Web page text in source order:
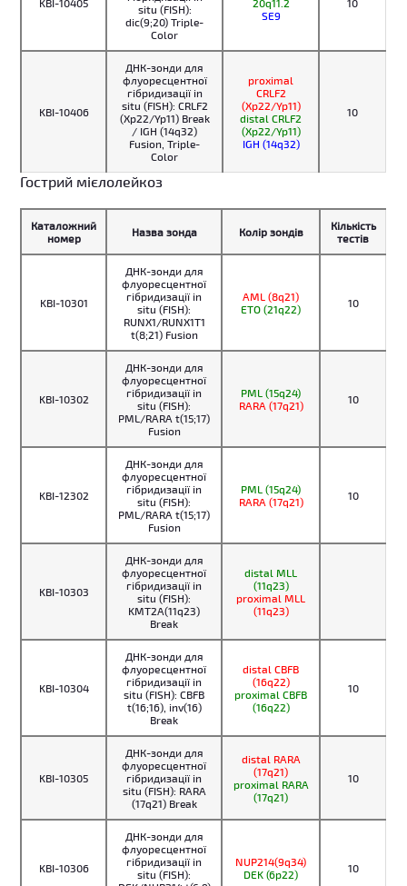
situ (FISH):
dic(9;20) Triple-
Color
SE9
KBI-10406
ДНК-зонди для
флуоресцентної
гібридизації in
situ (FISH): CRLF2
(Xp22/Yp11) Break
/ IGH (14q32)
Fusion, Triple-
Color
proximal
CRLF2
(Xp22/Yp11)
distal CRLF2
(Xp22/Yp11)
IGH (14q32)
10
Гострий мієлолейкоз
Каталожний
номер
Назва зонда Колір зондів
Кількість
тестів
KBI-10301
ДНК-зонди для
флуоресцентної
гібридизації in
situ (FISH):
RUNX1/RUNX1T1
t(8;21) Fusion
AML (8q21)
ETO (21q22)
10
KBI-10302
ДНК-зонди для
флуоресцентної
гібридизації in
situ (FISH):
PML/RARA t(15;17)
Fusion
PML (15q24)
RARA (17q21)
10
KBI-12302
ДНК-зонди для
флуоресцентної
гібридизації in
situ (FISH):
PML/RARA t(15;17)
Fusion
PML (15q24)
RARA (17q21)
10
KBI-10303
ДНК-зонди для
флуоресцентної
гібридизації in
situ (FISH):
KMT2A(11q23)
Break
distal MLL
(11q23)
proximal MLL
(11q23)
KBI-10304
ДНК-зонди для
флуоресцентної
гібридизації in
situ (FISH): CBFB
t(16;16), inv(16)
Break
distal CBFB
(16q22)
proximal CBFB
(16q22)
10
KBI-10305
ДНК-зонди для
флуоресцентної
гібридизації in
situ (FISH): RARA
(17q21) Break
distal RARA
(17q21)
proximal RARA
(17q21)
10
KBI-10306
ДНК-зонди для
флуоресцентної
гібридизації in
situ (FISH):
NUP214(9q34)
DEK (6p22)
10